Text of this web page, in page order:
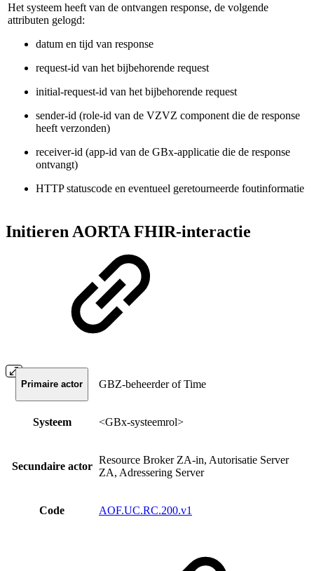
Het systeem heeft van de ontvangen response, de volgende
attributen gelogd:
datum en tijd van response
request-id van het bijbehorende request
initial-request-id van het bijbehorende request
sender-id (role-id van de VZVZ component die de response
heeft verzonden)
receiver-id (app-id van de GBx-applicatie die de response
ontvangt)
HTTP statuscode en eventueel geretourneerde foutinformatie
Initieren AORTA FHIR-interactie
Primaire actor GBZ-beheerder of Time
Systeem <GBx-systeemrol>
Secundaire actor
Resource Broker ZA-in, Autorisatie Server
ZA, Adressering Server
Code AOF.UC.RC.200.v1